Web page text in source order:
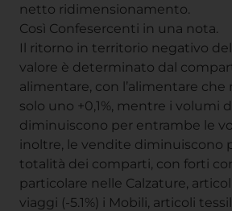
netto ridimensionamento.
Così Confesercenti in una nota.
Il ritorno in territorio negativo
valore è determinato dal
alimentare, con l’alimentare che
solo uno +0,1%, mentre i volumi
diminuiscono per entrambe le
inoltre, le vendite diminuiscono
totalità dei comparti, con forti
particolare nelle Calzature,
viaggi (-5.1%) i Mobili, articoli